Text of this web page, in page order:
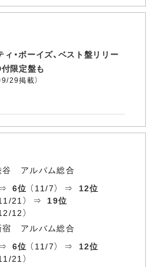
ィ・ボーイズ、ベスト盤リリー
付限定盤も
29掲載）
アルバム総合
⇒6位 （11/7） ⇒ 12位
11/21） ⇒19位
12）
アルバム総合
⇒6位 （11/7） ⇒ 12位
21）